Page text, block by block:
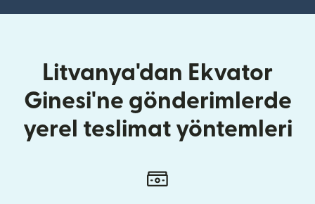
Litvanya'dan Ekvator
Ginesi'ne gönderimlerde
yerel teslimat yöntemleri